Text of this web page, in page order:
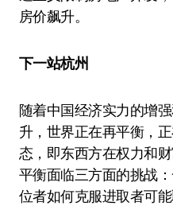
房价飙升。
下一站杭州
随着中国经济实力的增
升，世界正在再平衡，
态，即东西方在权力和
平衡面临三方面的挑战
位者如何克服进取者可